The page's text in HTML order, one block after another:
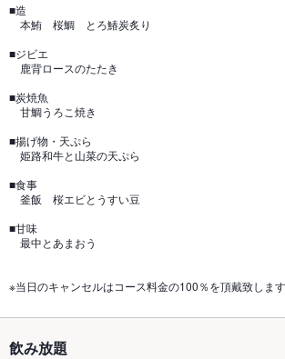
■造
本鮪 桜鯛 とろ鰆炭炙り
■ジビエ
鹿背ロースのたたき
■炭焼魚
甘鯛うろこ焼き
■揚げ物・天ぷら
姫路和牛と山菜の天ぷら
■食事
釜飯 桜エビとうすい豆
■甘味
最中とあまおう
※当日のキャンセルはコース料金の100％を頂戴致します
飲み放題